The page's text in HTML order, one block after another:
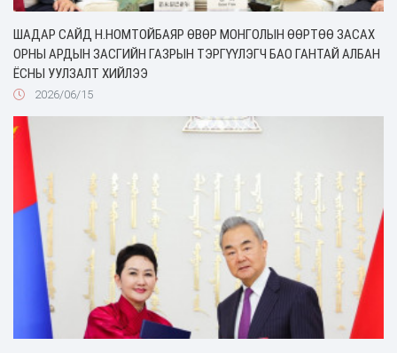
ШАДАР САЙД Н.НОМТОЙБАЯР ӨВӨР МОНГОЛЫН ӨӨРТӨӨ ЗАСАХ
ОРНЫ АРДЫН ЗАСГИЙН ГАЗРЫН ТЭРГҮҮЛЭГЧ БАО ГАНТАЙ АЛБАН
ЁСНЫ УУЛЗАЛТ ХИЙЛЭЭ
2026/06/15